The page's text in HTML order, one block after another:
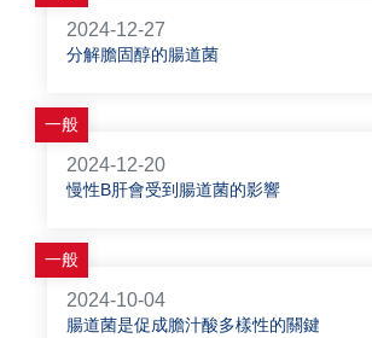
2024-12-27
分解膽固醇的腸道菌
一般
2024-12-20
慢性B肝會受到腸道菌的影響
一般
2024-10-04
腸道菌是促成膽汁酸多樣性的關鍵